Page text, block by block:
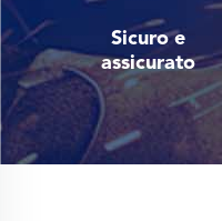
Sicuro e
assicurato